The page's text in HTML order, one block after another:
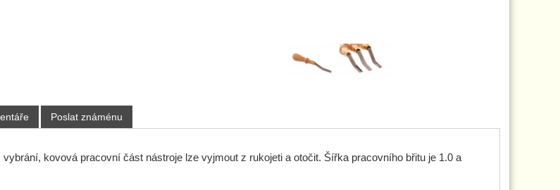
Poslat známénu
kovová pracovní část nástroje lze vyjmout z rukojeti a otočit. Šířka pracovního břitu je 1.0 a